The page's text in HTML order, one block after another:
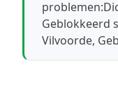
problemen:
Geblokkeerd
Vilvoorde,